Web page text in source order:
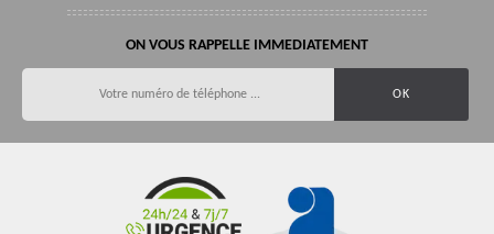
ON VOUS RAPPELLE IMMEDIATEMENT